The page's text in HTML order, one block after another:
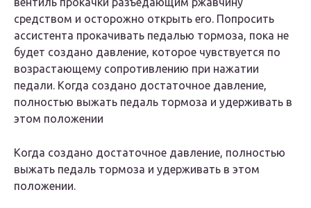
средством и осторожно открыть его. Попросить
ассистента прокачивать педалью тормоза, пока не
будет создано давление, которое чувствуется по
возрастающему сопротивлению при нажатии
педали. Когда создано достаточное давление,
полностью выжать педаль тормоза и удерживать в
этом положении
Когда создано достаточное давление, полностью
выжать педаль тормоза и удерживать в этом
положении.